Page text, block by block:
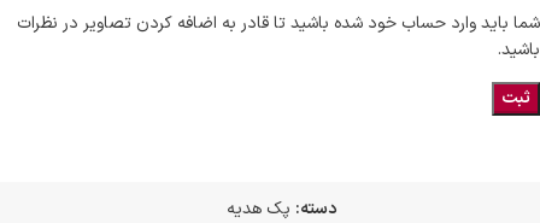
شما باید وارد حساب خود شده باشید تا قادر به اضافه کردن تصاویر در نظرات
باشید.
دسته: پک هدیه